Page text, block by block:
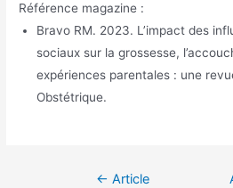
Référence magazine :
Bravo RM. 2023. L’impact des
sociaux sur la grossesse,
expériences parentales : une
Obstétrique.
Navigation← Article